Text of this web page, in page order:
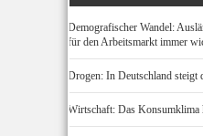
Demografischer Wandel:
für den Arbeitsmarkt immer
Drogen: In Deutschland
Wirtschaft: Das